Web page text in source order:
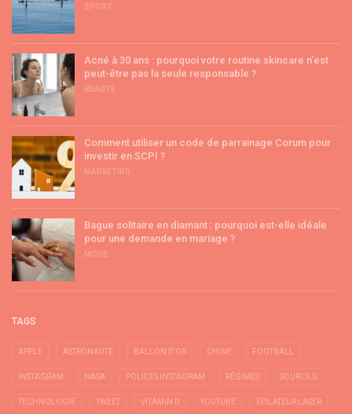
SPORT
Acné à 30 ans : pourquoi votre routine skincare n’est
peut-être pas la seule responsable ?
BEAUTÉ
Comment utiliser un code de parrainage Corum pour
investir en SCPI ?
MARKETING
Bague solitaire en diamant : pourquoi est-elle idéale
pour une demande en mariage ?
MODE
TAGS
APPLE ASTRONAUTE BALLON D'OR CHINE FOOTBALL
INSTAGRAM NASA POLICES INSTAGRAM RÉGIMES SOURCILS
TECHNOLOGIE TWEET VITAMIN D YOUTUBE ÉPILATEUR LASER